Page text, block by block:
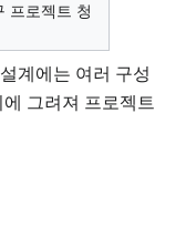
프로젝트 청
계에는 여러 구성
그려져 프로젝트